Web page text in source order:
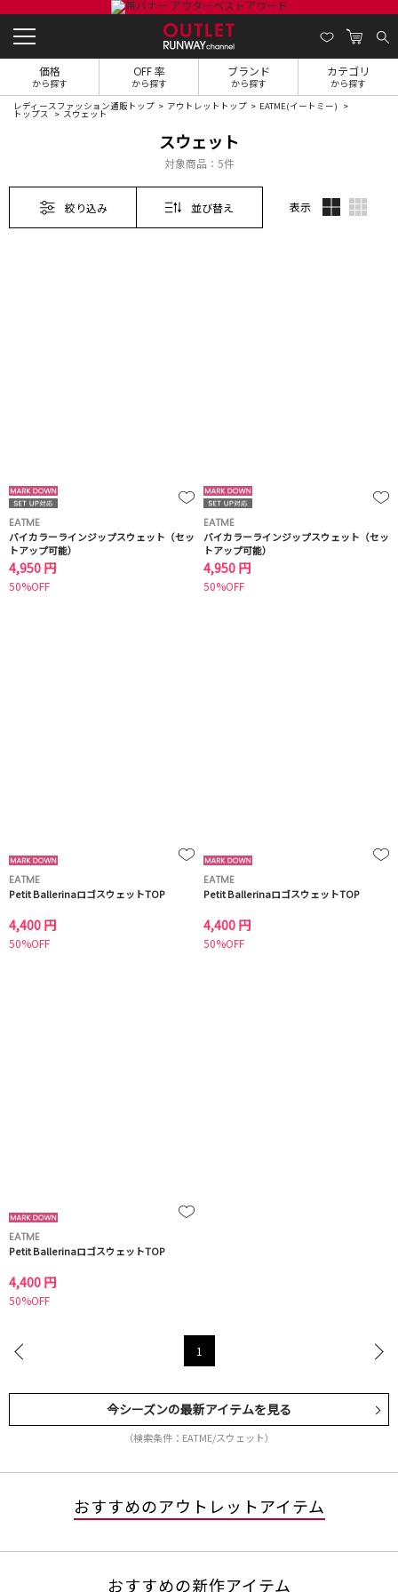
価格
から探す
OFF 率
から探す
ブランド
から探す
カテゴリ
から探す
レディースファッション通販トップ アウトレットトップ EATME(イートミー)
トップス スウェット
スウェット
対象商品： 5件
絞り込み 並び替え 表示
EATME
バイカラーラインジップスウェット（セッ
トアップ可能）
4,950 円
50%OFF
EATME
バイカラーラインジップスウェット（セッ
トアップ可能）
4,950 円
50%OFF
EATME
Petit BallerinaロゴスウェットTOP
4,400 円
50%OFF
EATME
Petit BallerinaロゴスウェットTOP
4,400 円
50%OFF
EATME
Petit BallerinaロゴスウェットTOP
4,400 円
50%OFF
1
今シーズンの最新アイテムを見る
（検索条件：EATME/スウェット）
おすすめのアウトレットアイテム
おすすめの新作アイテム